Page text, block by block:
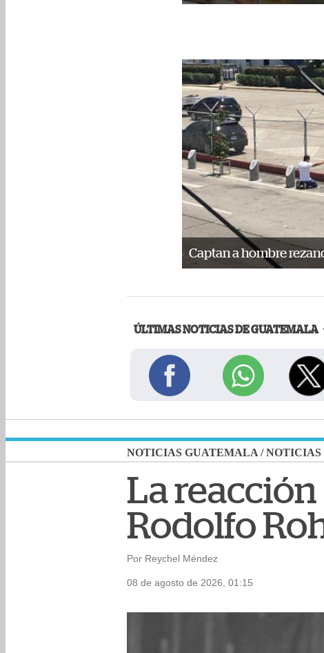
Captan a hombre
ÚLTIMAS NOTICIAS DE GUATEMALA
NOTICIAS GUATEMALA /NOTICIAS
La
Rodolfo
Por Reychel Méndez
08 de agosto de 2026, 01:15